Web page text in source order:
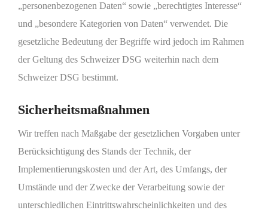
„personenbezogenen Daten“ sowie „berechtigtes Interesse“
und „besondere Kategorien von Daten“ verwendet. Die
gesetzliche Bedeutung der Begriffe wird jedoch im Rahmen
der Geltung des Schweizer DSG weiterhin nach dem
Schweizer DSG bestimmt.
Sicherheitsmaßnahmen
Wir treffen nach Maßgabe der gesetzlichen Vorgaben unter
Berücksichtigung des Stands der Technik, der
Implementierungskosten und der Art, des Umfangs, der
Umstände und der Zwecke der Verarbeitung sowie der
unterschiedlichen Eintrittswahrscheinlichkeiten und des